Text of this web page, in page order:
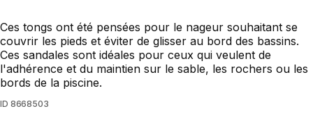
Ces tongs ont été pensées pour le nageur souhaitant se
couvrir les pieds et éviter de glisser au bord des bassins.
Ces sandales sont idéales pour ceux qui veulent de
l'adhérence et du maintien sur le sable, les rochers ou les
bords de la piscine.
ID 8668503